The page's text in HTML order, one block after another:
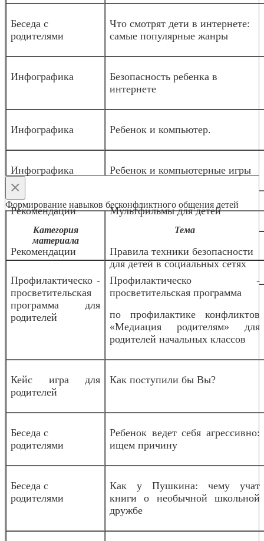
Беседа с
родителями
Что смотрят дети в интернете:
самые популярные жанры
Инфографика
Безопасность ребенка в
интернете
Инфографика Ребенок и компьютер.
Инфографика Ребенок и компьютерные игры
Рекомендации Мультфильмы для детей
Рекомендации
Правила техники безопасности
для детей в социальных сетях
×
Формирование навыков бесконфликтного общения детей
Категория
материала
Тема
Профилактическо -
просветительская
программа для
родителей
Профилактическо -
просветительская программа
по профилактике конфликтов
«Медиация родителям» для
родителей начальных классов
Кейс игра для
родителей
Как поступили бы Вы?
Беседа с
родителями
Ребенок ведет себя агрессивно:
ищем причину
Беседа с
родителями
Как у Пушкина: чему учат
книги о необычной школьной
дружбе